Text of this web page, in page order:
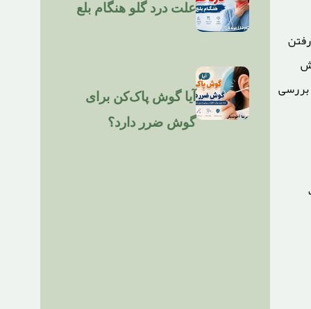
علت درد گلو هنگام بلع
آیا گوش پاک‌کن برای
گوش ضرر دارد؟